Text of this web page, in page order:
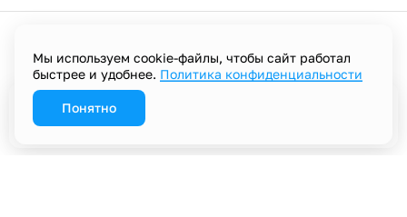
Политика в отношении обработки персональных данных
Пользовательское соглашение
Мы используем cookie-файлы, чтобы сайт работал
быстрее и удобнее. Политика конфиденциальности
Понятно